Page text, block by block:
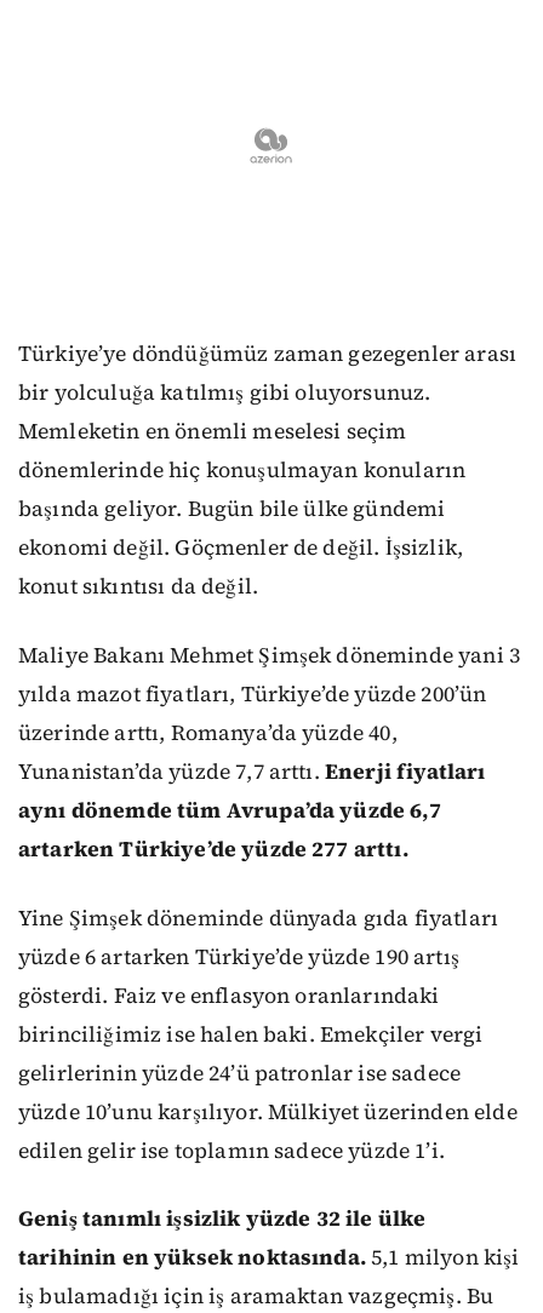
Türkiye’ye döndüğümüz zaman gezegenler arası
bir yolculuğa katılmış gibi oluyorsunuz.
Memleketin en önemli meselesi seçim
dönemlerinde hiç konuşulmayan konuların
başında geliyor. Bugün bile ülke gündemi
ekonomi değil. Göçmenler de değil. İşsizlik,
konut sıkıntısı da değil.
Maliye Bakanı Mehmet Şimşek döneminde yani 3
yılda mazot fiyatları, Türkiye’de yüzde 200’ün
üzerinde arttı, Romanya’da yüzde 40,
Yunanistan’da yüzde 7,7 arttı. Enerji fiyatları
aynı dönemde tüm Avrupa’da yüzde 6,7
artarken Türkiye’de yüzde 277 arttı.
Yine Şimşek döneminde dünyada gıda fiyatları
yüzde 6 artarken Türkiye’de yüzde 190 artış
gösterdi. Faiz ve enflasyon oranlarındaki
birinciliğimiz ise halen baki. Emekçiler vergi
gelirlerinin yüzde 24’ü patronlar ise sadece
yüzde 10’unu karşılıyor. Mülkiyet üzerinden elde
edilen gelir ise toplamın sadece yüzde 1’i.
Geniş tanımlı işsizlik yüzde 32 ile ülke
tarihinin en yüksek noktasında.5,1 milyon kişi
iş bulamadığı için iş aramaktan vazgeçmiş. Bu